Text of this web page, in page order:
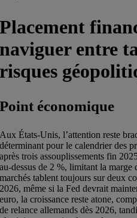
Placement
naviguer entre
risques
Point économique
Aux États-Unis, l’attention reste
déterminant pour le calendrier des
après trois assouplissements fin
au-dessus de 2 %, limitant la marge
marchés tablent toujours sur deux
2026, même si la Fed devrait
euro, la croissance reste atone,
de relance allemands dès 2026,